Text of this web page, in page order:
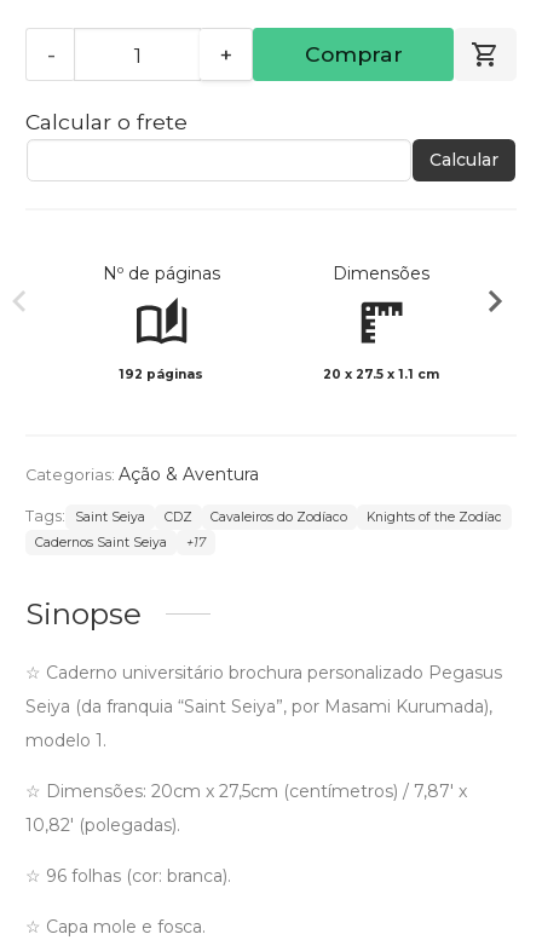
- + Comprar
Calcular o frete
Calcular
Nº de páginas
192 páginas
Dimensões
20 x 27.5 x 1.1 cm
Categorias: Ação & Aventura
Tags: Saint Seiya CDZ Cavaleiros do Zodíaco
Knights of the Zodíac
Cadernos Saint Seiya
+17
Sinopse
☆ Caderno universitário brochura personalizado Pegasus
Seiya (da franquia “Saint Seiya”, por Masami Kurumada),
modelo 1.
☆ Dimensões: 20cm x 27,5cm (centímetros) / 7,87′ x
10,82′ (polegadas).
☆ 96 folhas (cor: branca).
☆ Capa mole e fosca.